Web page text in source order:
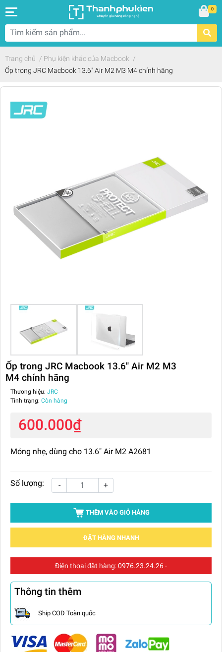
0
Trang chủ / Phụ kiện khác của Macbook /
Ốp trong JRC Macbook 13.6" Air M2 M3 M4 chính hãng
Ốp trong JRC Macbook 13.6" Air M2 M3
M4 chính hãng
Thương hiệu: JRC
Tình trạng: Còn hàng
600.000₫
Mỏng nhẹ, dùng cho 13.6" Air M2 A2681
Số lượng: - +
THÊM VÀO GIỎ HÀNG
ĐẶT HÀNG NHANH
Điện thoại đặt hàng:0976.23.24.26-
Thông tin thêm
Ship COD Toàn quốc